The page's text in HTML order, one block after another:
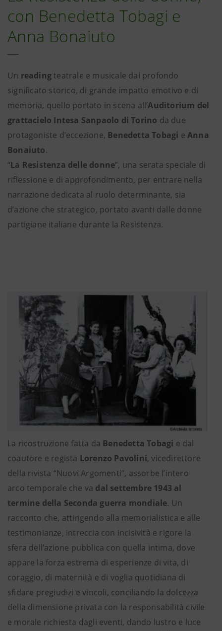
con Benedetta Tobagi e
Anna Bonaiuto
Un readingteatrale e musicale dal profondo
significato storico, di grande impatto emotivo e di
memoria, quello portato in scena all’Auditorium del
grattacielo Intesa Sanpaolo di Torino da due
protagoniste d’eccezione, Benedetta Tobagi eAnna
Bonaiuto.
“La Resistenza delle donne”, una serata speciale di
riflessione e di approfondimento, per entrare nella
narrazione dedicata al ruolo determinante, sia
d’azione che strategico, portato avanti dalle donne
partigiane italiane durante la Resistenza.
La ricostruzione fatta da Benedetta Tobagi e dal
coautore e regista Lorenzo Pavolini, vicedirettore
della rivista “Nuovi Argomenti”, assorbe l’intero
arco temporale che va dal settembre 1943 al
termine della Seconda guerra mondiale. Un
racconto che, attingendo alla memorialistica e alle
testimonianze, intreccia con incisività e rigore la
sfera dell’azione pubblica con quella intima, dove
appare la forza estrema di esperienze di vita, di
coraggio, di maternità e di voglia quotidiana di
sfidare pregiudizi e vincoli, conciliando la dolcezza
della dimensione privata con la responsabilità civile
e morale richiesta dagli eventi, dando lustro e luce